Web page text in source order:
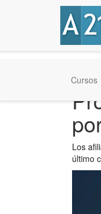
Cursos
Los
último